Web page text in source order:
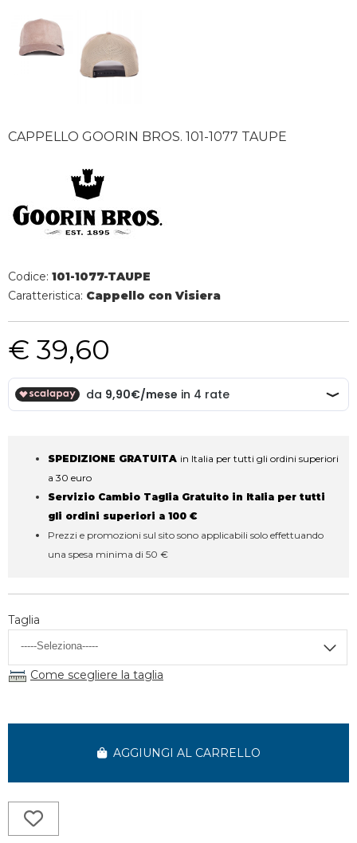
CAPPELLO GOORIN BROS. 101-1077 TAUPE
Codice: 101-1077-TAUPE
Caratteristica: Cappello con Visiera
€ 39,60
SPEDIZIONE GRATUITA in Italia per tutti gli ordini superiori
a 30 euro
Servizio Cambio Taglia Gratuito in Italia per tutti
gli ordini superiori a 100 €
Prezzi e promozioni sul sito sono applicabili solo effettuando
una spesa minima di 50 €
Taglia
Come scegliere la taglia
AGGIUNGI AL CARRELLO